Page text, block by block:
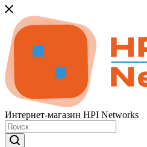
Интернет-магазин HPI Networks